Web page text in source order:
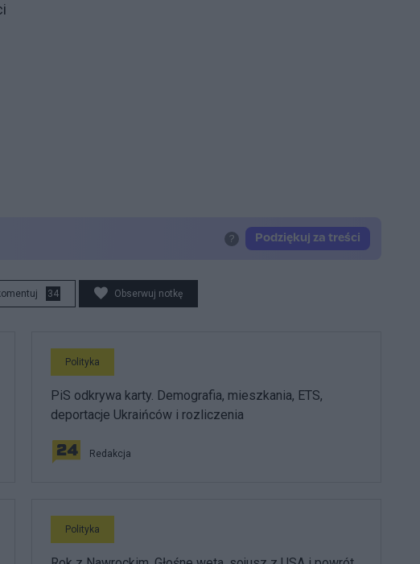
34 Obserwuj notkę
Polityka
PiS odkrywa karty. Demografia, mieszkania, ETS,
deportacje Ukraińców i rozliczenia
Redakcja
Polityka